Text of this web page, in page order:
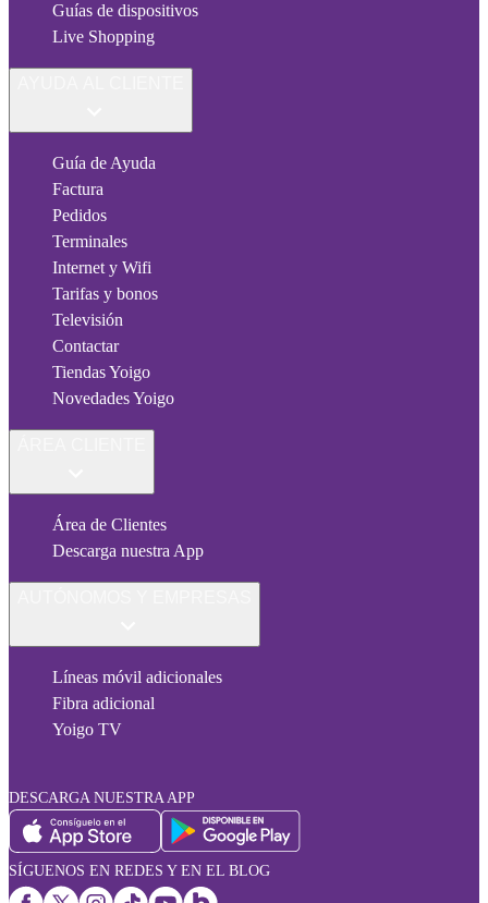
Guías de dispositivos
Live Shopping
Guía de Ayuda
Factura
Pedidos
Terminales
Internet y Wifi
Tarifas y bonos
Televisión
Contactar
Tiendas Yoigo
Novedades Yoigo
Área de Clientes
Descarga nuestra App
Líneas móvil adicionales
Fibra adicional
Yoigo TV
DESCARGA NUESTRA APP
SÍGUENOS EN REDES Y EN EL BLOG